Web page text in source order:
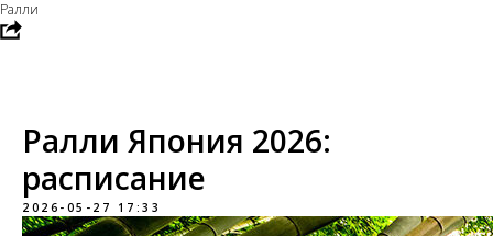
Ралли
Ралли Япония 2026:
расписание
2026-05-27 17:33